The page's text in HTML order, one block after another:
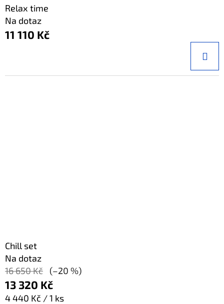
Relax time
Na dotaz
11 110 Kč
Chill set
Na dotaz
16 650 Kč
(–20 %)
13 320 Kč
Měrná
4 440 Kč / 1 ks